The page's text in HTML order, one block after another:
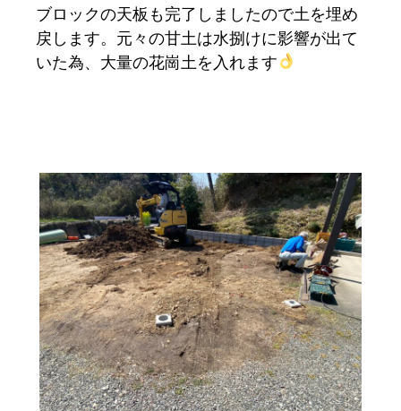
ブロックの天板も完了しましたので土を埋め
戻します。元々の甘土は水捌けに影響が出て
いた為、大量の花崗土を入れます